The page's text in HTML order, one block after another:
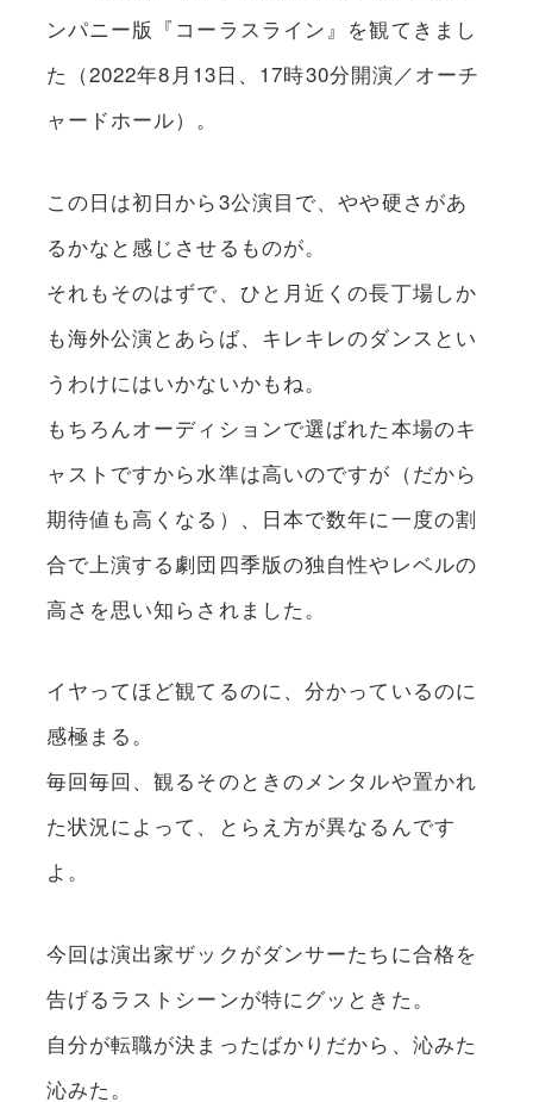
ンパニー版『コーラスライン』を観てきまし
た（2022年8月13日、17時30分開演／オーチ
ャードホール）。
この日は初日から3公演目で、やや硬さがあ
るかなと感じさせるものが。
それもそのはずで、ひと月近くの長丁場しか
も海外公演とあらば、キレキレのダンスとい
うわけにはいかないかもね。
もちろんオーディションで選ばれた本場のキ
ャストですから水準は高いのですが（だから
期待値も高くなる）、日本で数年に一度の割
合で上演する劇団四季版の独自性やレベルの
高さを思い知らされました。
イヤってほど観てるのに、分かっているのに
感極まる。
毎回毎回、観るそのときのメンタルや置かれ
た状況によって、とらえ方が異なるんです
よ。
今回は演出家ザックがダンサーたちに合格を
告げるラストシーンが特にグッときた。
自分が転職が決まったばかりだから、沁みた
沁みた。